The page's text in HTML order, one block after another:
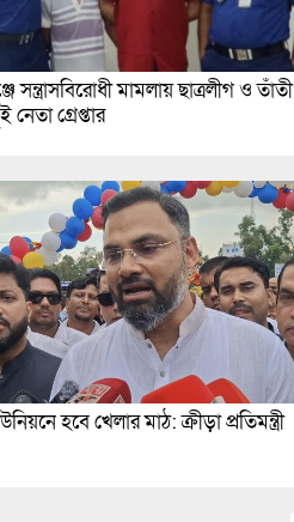
সন্ত্রাসবিরোধী মামলায় ছাত্রলীগ ও তাঁতী
নেতা গ্রেপ্তার
হবে খেলার মাঠ: ক্রীড়া প্রতিমন্ত্রী